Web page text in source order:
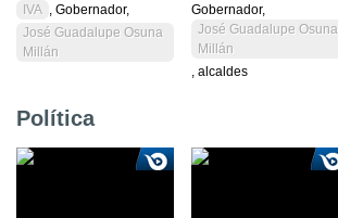
IVA , Gobernador,
José Guadalupe Osuna
Millán
Gobernador,
José Guadalupe Osuna
Millán
, alcaldes
Política